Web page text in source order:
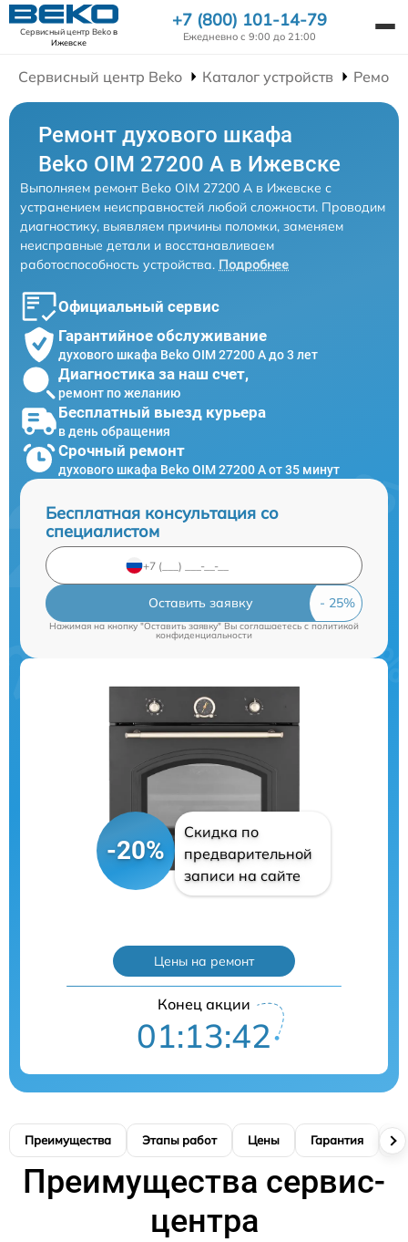
Сервисный центр Bekoв
Ижевске
+7 (800) 101-14-79
Ежедневно с 9:00 до 21:00
Сервисный центр Beko Каталог устройств
Ремонт духового шкафа
Beko OIM 27200 A в Ижевске
Выполняем ремонт Beko OIM 27200 A в Ижевске с
устранением неисправностей любой сложности. Проводим
диагностику, выявляем причины поломки, заменяем
неисправные детали и восстанавливаем
работоспособность устройства. Подробнее
Официальный сервис
Гарантийное обслуживание
духового шкафа Beko OIM 27200 A до 3 лет
Диагностика за наш счет,
ремонт по желанию
Бесплатный выезд курьера
в день обращения
Срочный ремонт
духового шкафа Beko OIM 27200 A от 35 минут
Бесплатная консультация со
специалистом
Оставить заявку
Нажимая на кнопку "Оставить заявку" Вы соглашаетесь c политикой
конфиденциальности
-20%
Скидка по
предварительной
записи на сайте
Цены на ремонт
Конец акции
01:13:41
Преимущества Этапы работ Цены Гарантия
Преимущества сервис-
центра